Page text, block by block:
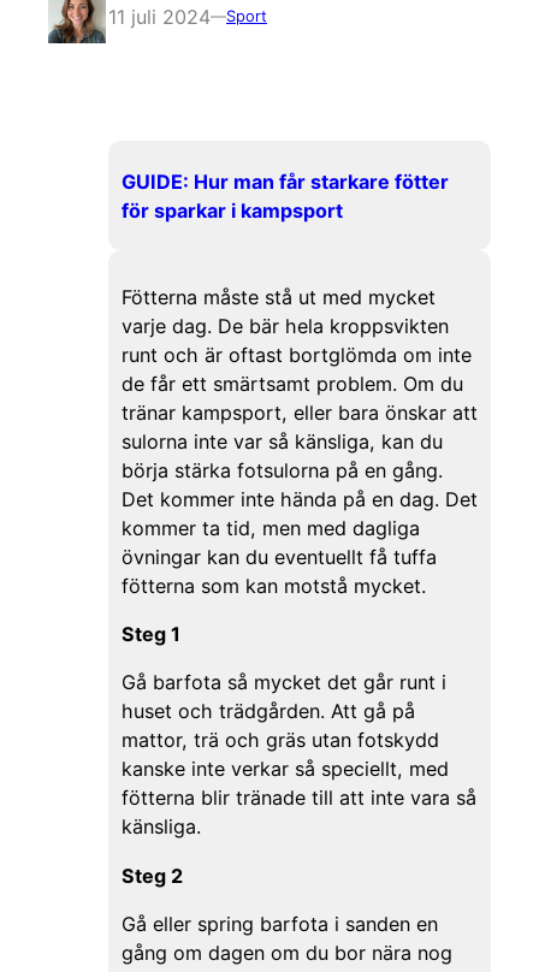
11 juli 2024—Sport
GUIDE: Hur man får starkare fötter
för sparkar i kampsport
Fötterna måste stå ut med mycket
varje dag. De bär hela kroppsvikten
runt och är oftast bortglömda om inte
de får ett smärtsamt problem. Om du
tränar kampsport, eller bara önskar att
sulorna inte var så känsliga, kan du
börja stärka fotsulorna på en gång.
Det kommer inte hända på en dag. Det
kommer ta tid, men med dagliga
övningar kan du eventuellt få tuffa
fötterna som kan motstå mycket.
Steg 1
Gå barfota så mycket det går runt i
huset och trädgården. Att gå på
mattor, trä och gräs utan fotskydd
kanske inte verkar så speciellt, med
fötterna blir tränade till att inte vara så
känsliga.
Steg 2
Gå eller spring barfota i sanden en
gång om dagen om du bor nära nog